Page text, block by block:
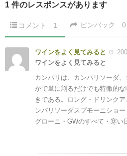
1 件のレスポンスがあります
コメント 1 ピンバック 0
ワインをよく見てみると
ワインをよく見てみると
カンパリは、カンパリソーダ
かで単に割るだけでも特徴的
きである。ロング・ドリンク
ンパリソーダスプモーニショ
グローニ・GWのすべて・寒い